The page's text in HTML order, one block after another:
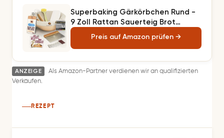
Superbaking Gärkörbchen Rund -
9 Zoll Rattan Sauerteig Brot
Gärkorb - 9-Teiliges Komplettes
Sauerteig Starter Set Brotkö
Preis auf Amazon prüfen →
ANZEIGE
Als Amazon-Partner verdienen wir an qualifizierten
Verkäufen.
REZEPT